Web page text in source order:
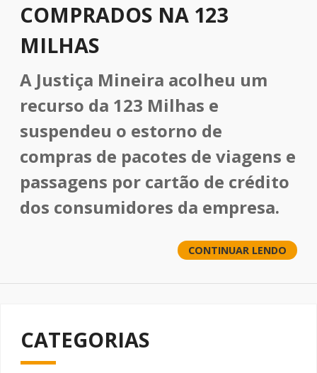
COMPRADOS NA 123
MILHAS
A Justiça Mineira acolheu um
recurso da 123 Milhas e
suspendeu o estorno de
compras de pacotes de viagens e
passagens por cartão de crédito
dos consumidores da empresa.
CONTINUAR LENDO
CATEGORIAS